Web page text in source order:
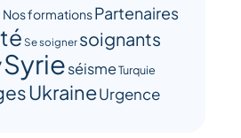
Nos formationsPartenaires
Se soigner soignants
SyrieséismeTurquie
UkraineUrgence